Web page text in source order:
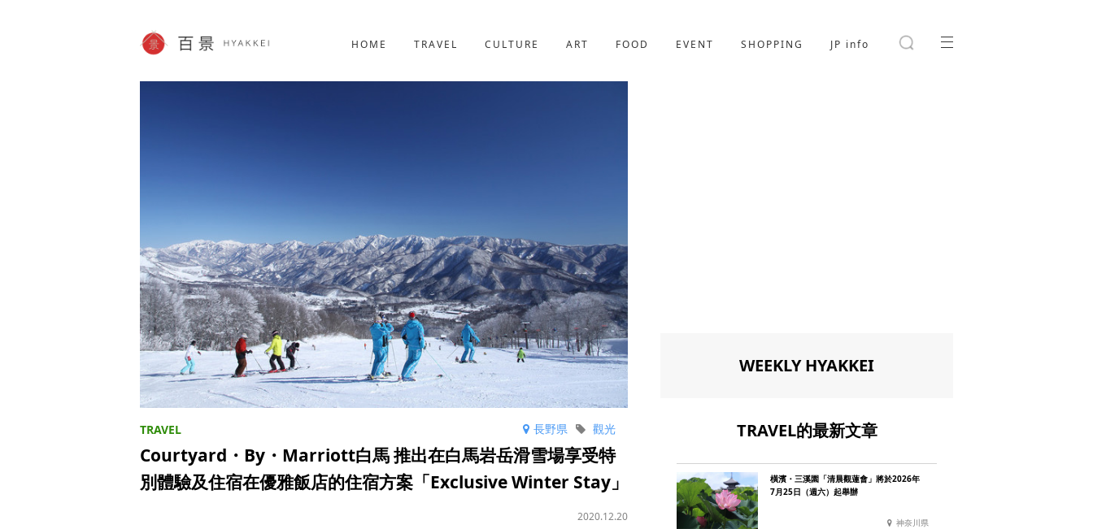
HOME TRAVEL CULTURE ART FOOD EVENT SHOPPING JP info
SHOPPING
JP info
長野県 觀光
Courtyard・By・Marriott白馬 推出在白馬岩岳滑雪場享受特
別體驗及住宿在優雅飯店的住宿方案「Exclusive Winter Stay」
2020.12.20
WEEKLY HYAKKEI
TRAVEL的最新文章
橫濱・三溪園「清晨觀蓮會」將於2026年
7月25日（週六）起舉辦
神奈川県